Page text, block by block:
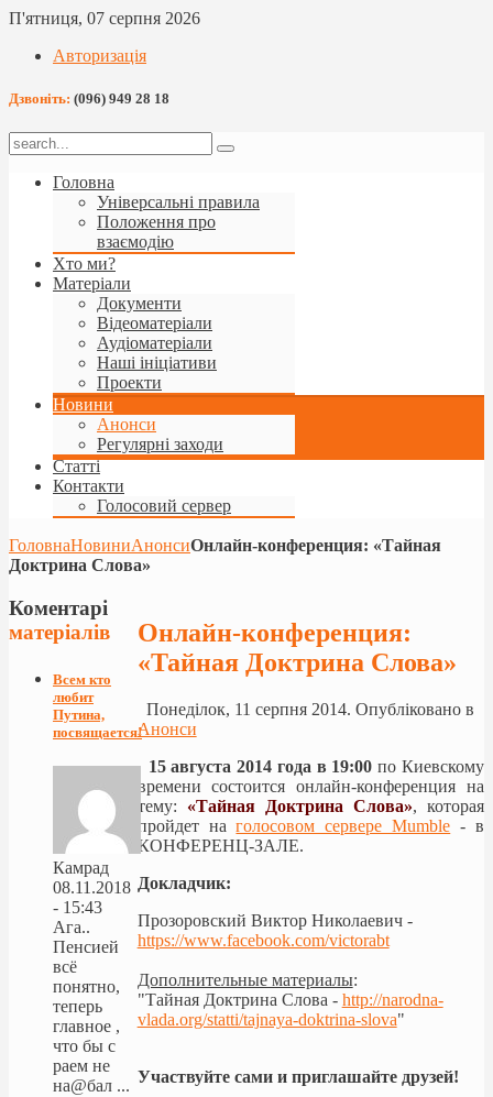
П'ятниця, 07 серпня 2026
Авторизація
Дзвоніть: (096) 949 28 18
Головна
Універсальні правила
Положення про
взаємодію
Хто ми?
Матеріали
Документи
Відеоматеріали
Аудіоматеріали
Наші ініціативи
Проекти
Новини
Анонси
Регулярні заходи
Статті
Контакти
Голосовий сервер
ГоловнаНовиниАнонсиОнлайн-конференция: «Тайная
Доктрина Слова»
Онлайн-конференция:
«Тайная Доктрина Слова»
Понеділок, 11 серпня 2014. Опубліковано в
Анонси
15 августа 2014 года в 19:00 по Киевскому
времени состоится онлайн-конференция на
тему: «Тайная Доктрина Слова», которая
пройдет наголосовом сервере Mumble - в
КОНФЕРЕНЦ-ЗАЛЕ.
Докладчик:
Прозоровский Виктор Николаевич -
https://www.facebook.com/victorabt
Дополнительные материалы:
"Тайная Доктрина Слова - http://narodna-
vlada.org/statti/tajnaya-doktrina-slova"
Участвуйте сами и приглашайте друзей!
Коментарі
матеріалів
Всем кто
любит
Путина,
посвящается!
Камрад
08.11.2018
- 15:43
Ага..
Пенсией
всё
понятно,
теперь
главное ,
что бы с
раем не
на@бал ...